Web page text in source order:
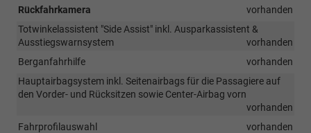
Rückfahrkamera
vorhanden
Totwinkelassistent "Side Assist" inkl. Ausparkassistent &
Ausstiegswarnsystem
vorhanden
Berganfahrhilfe
vorhanden
Hauptairbagsystem inkl. Seitenairbags für die Passagiere auf
den Vorder- und Rücksitzen sowie Center-Airbag vorn
vorhanden
Fahrprofilauswahl
vorhanden